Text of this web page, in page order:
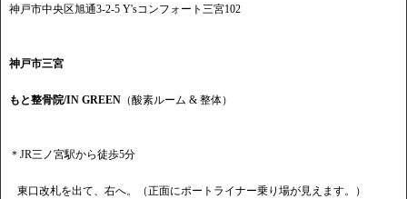
神戸市中央区旭通3-2-5 Y'sコンフォート三宮102
神戸市三宮
もと整骨院/IN GREEN （酸素ルーム & 整体）
＊JR三ノ宮駅から徒歩5分
東口改札を出て、右へ。（正面にポートライナー乗り場が見えます。）